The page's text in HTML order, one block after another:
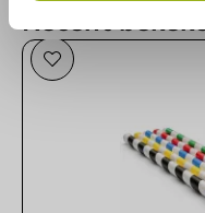
Recent